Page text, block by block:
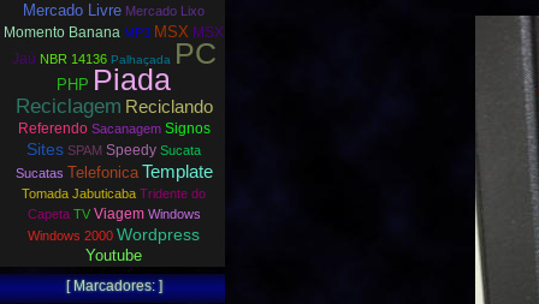
Mercado Livre Mercado Lixo
Momento Banana MP3 MSX MSX
Jaú NBR 14136 Palhaçada PC
PHP Piada
Reciclagem Reciclando
Referendo Sacanagem Signos
Sites SPAM Speedy Sucata
Sucatas Telefonica Template
Tomada Jabuticaba Tridente do
Capeta TV Viagem Windows
Windows 2000 Wordpress
Youtube
[ Marcadores: ]